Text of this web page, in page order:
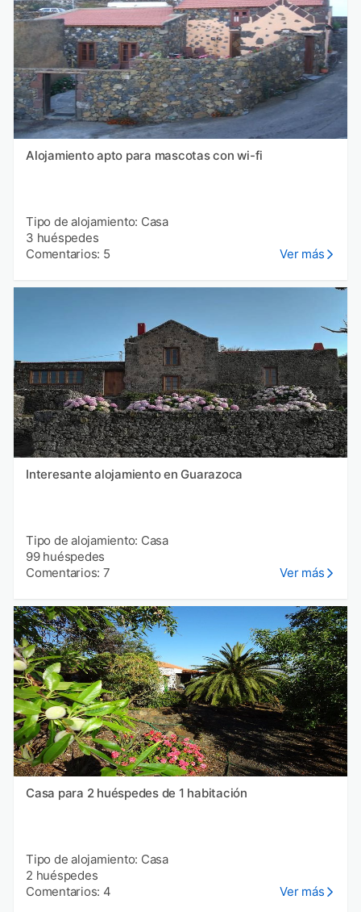
Alojamiento apto para mascotas con wi-fi
Tipo de alojamiento: Casa
3 huéspedes
Comentarios: 5
Ver más
Interesante alojamiento en Guarazoca
Tipo de alojamiento: Casa
99 huéspedes
Comentarios: 7
Ver más
Casa para 2 huéspedes de 1 habitación
Tipo de alojamiento: Casa
2 huéspedes
Comentarios: 4
Ver más